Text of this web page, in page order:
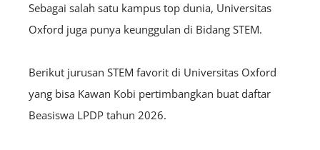
Sebagai salah satu kampus top dunia, Universitas
Oxford juga punya keunggulan di Bidang STEM.
Berikut jurusan STEM favorit di Universitas Oxford
yang bisa Kawan Kobi pertimbangkan buat daftar
Beasiswa LPDP tahun 2026.